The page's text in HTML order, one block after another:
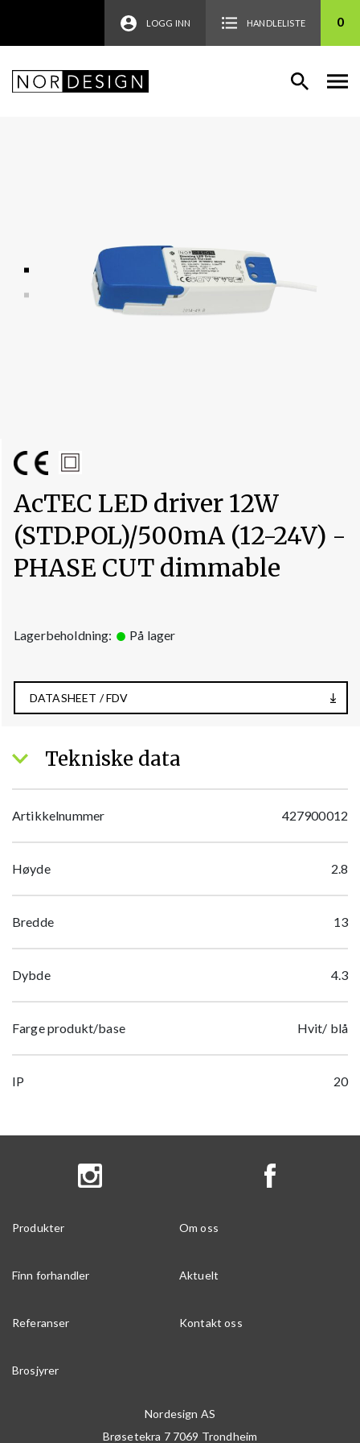
LOGG INN HANDLELISTE 0
AcTEC LED driver 12W
(STD.POL)/500mA (12-24V) -
PHASE CUT dimmable
Lagerbeholdning: På lager
DATASHEET / FDV
Tekniske data
Artikkelnummer 427900012
Høyde 2.8
Bredde 13
Dybde 4.3
Farge produkt/base Hvit/ blå
IP 20
Produkter Om oss
Finn forhandler Aktuelt
Referanser Kontakt oss
Brosjyrer
Nordesign AS
Brøsetekra 7 7069 Trondheim